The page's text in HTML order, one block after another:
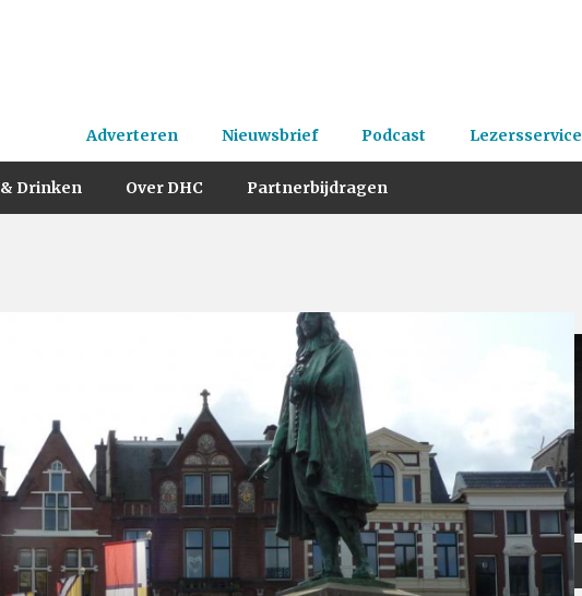
Adverteren Nieuwsbrief Podcast Lezersservice
Drinken Over DHC Partnerbijdragen